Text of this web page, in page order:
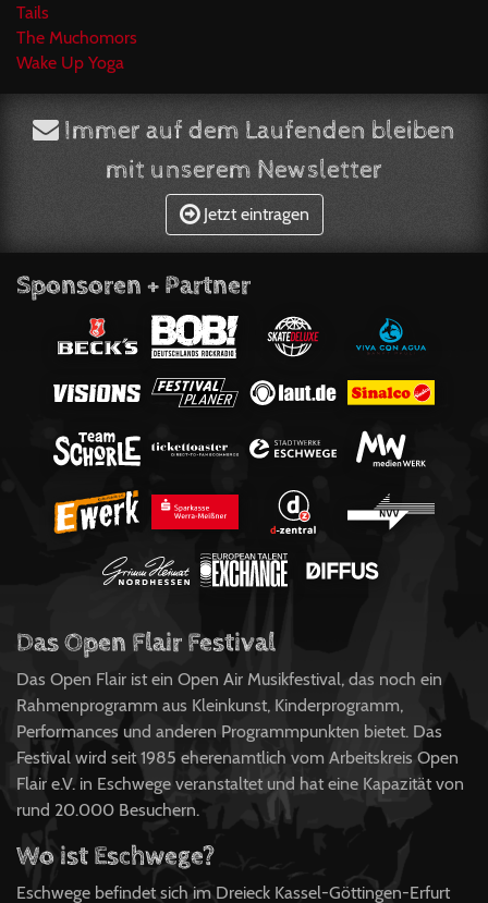
Tails
The Muchomors
Wake Up Yoga
Immer auf dem Laufenden bleiben
mit unserem Newsletter
Jetzt eintragen
Sponsoren + Partner
Das Open Flair Festival
Das Open Flair ist ein Open Air Musikfestival, das noch ein
Rahmenprogramm aus Kleinkunst, Kinderprogramm,
Performances und anderen Programmpunkten bietet. Das
Festival wird seit 1985 eherenamtlich vom Arbeitskreis Open
Flair e.V. in Eschwege veranstaltet und hat eine Kapazität von
rund 20.000 Besuchern.
Wo ist Eschwege?
Eschwege befindet sich im Dreieck Kassel-Göttingen-Erfurt